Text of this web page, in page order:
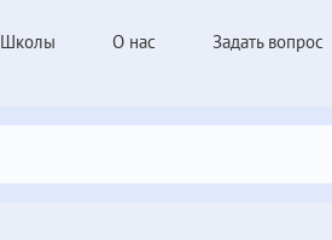
Школы О нас Задать вопрос